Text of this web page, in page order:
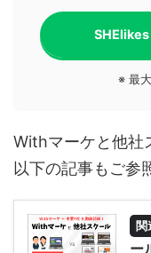
SHElikes
※ 最
Withマーケと他社
以下の記事もご参
関
ー